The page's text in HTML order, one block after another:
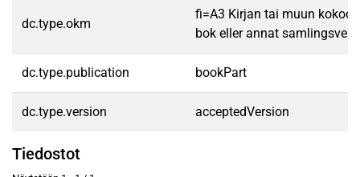
dc.type.okm
fi=A3 Kirjan tai muun
bok eller annat samlingsverk|
dc.type.publication bookPart
dc.type.version acceptedVersion
Tiedostot